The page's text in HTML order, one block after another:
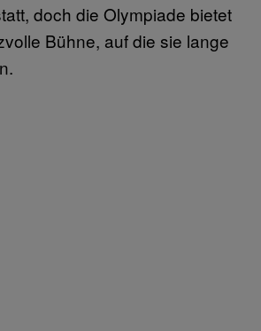
doch die Olympiade bietet
Bühne, auf die sie lange